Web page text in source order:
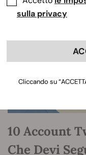
10 Account
Che Devi
sulla privacy
Cliccando su